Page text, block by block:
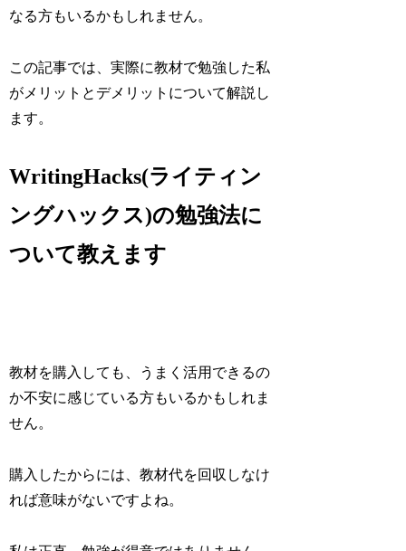
なる方もいるかもしれません。
この記事では、実際に教材で勉強した私
がメリットとデメリットについて解説し
ます。
WritingHacks(ライティン
ングハックス)の勉強法に
ついて教えます
教材を購入しても、うまく活用できるの
か不安に感じている方もいるかもしれま
せん。
購入したからには、教材代を回収しなけ
れば意味がないですよね。